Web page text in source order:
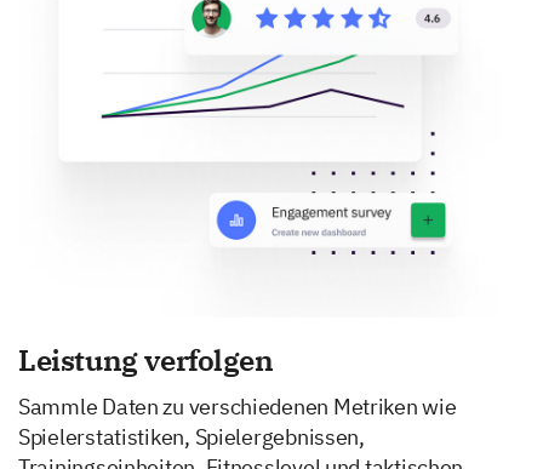
Leistung verfolgen
Sammle Daten zu verschiedenen Metriken wie
Spielerstatistiken, Spielergebnissen,